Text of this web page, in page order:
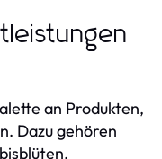
an Produkten,
Dazu gehören